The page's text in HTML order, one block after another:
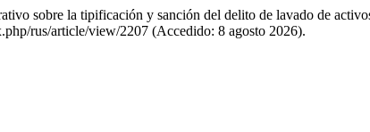
sobre la tipificación y sanción del delito de lavado de
rus/article/view/2207 (Accedido: 8 agosto 2026).